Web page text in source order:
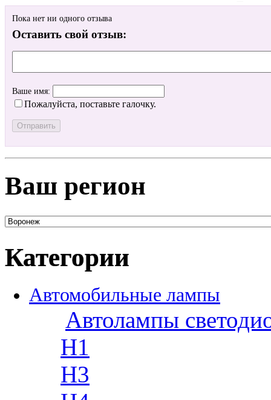
Пока нет ни одного отзыва
Оставить свой отзыв:
Ваше имя:
Пожалуйста, поставьте галочку.
Ваш регион
Категории
Автомобильные лампы
Автолампы
H1
H3